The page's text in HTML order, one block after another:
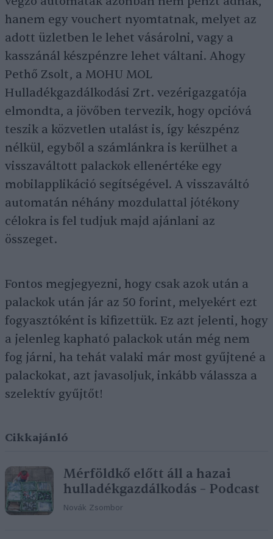
hanem egy vouchert nyomtatnak, melyet az
adott üzletben le lehet vásárolni, vagy a
kasszánál készpénzre lehet váltani. Ahogy
Pethő Zsolt, a MOHU MOL
Hulladékgazdálkodási Zrt. vezérigazgatója
elmondta, a jövőben tervezik, hogy opcióvá
teszik a közvetlen utalást is, így készpénz
nélkül, egyből a számlánkra is kerülhet a
visszaváltott palackok ellenértéke egy
mobilapplikáció segítségével. A visszaváltó
automatán néhány mozdulattal jótékony
célokra is fel tudjuk majd ajánlani az
összeget.
Fontos megjegyezni, hogy csak azok után a
palackok után jár az 50 forint, melyekért ezt
fogyasztóként is kifizettük. Ez azt jelenti, hogy
a jelenleg kapható palackok után még nem
fog járni, ha tehát valaki már most gyűjtené a
palackokat, azt javasoljuk, inkább válassza a
szelektív gyűjtőt!
Cikkajánló
Mérföldkő előtt áll a hazai
hulladékgazdálkodás – Podcast
Novák Zsombor